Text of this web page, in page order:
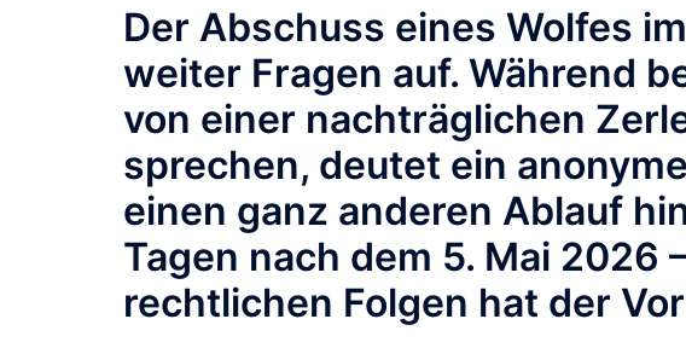
Der Abschuss eines Wolfes
weiter Fragen auf. Während
von einer nachträglichen
sprechen, deutet ein
einen ganz anderen Ablauf
Tagen nach dem 5. Mai 2026
rechtlichen Folgen hat der